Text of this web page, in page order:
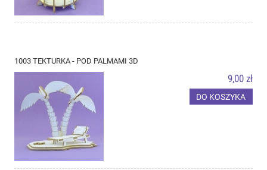
1003 TEKTURKA - POD PALMAMI 3D
9,00 zł
DO KOSZYKA